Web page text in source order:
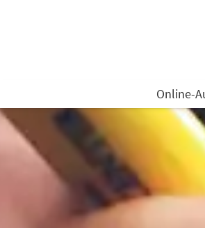
Online-